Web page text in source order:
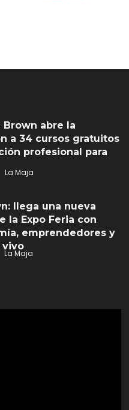
abre la
a 34 cursos gratuitos
profesional para
La Maja
llega una nueva
la Expo Feria con
emprendedores y
vivo
La Maja